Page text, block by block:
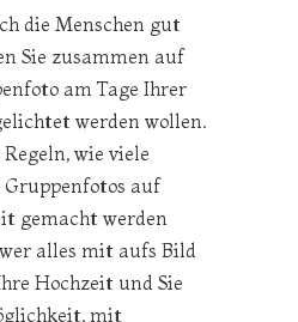
die Menschen gut
Sie zusammen auf
am Tage Ihrer
werden wollen.
wie viele
Gruppenfotos auf
gemacht werden
alles mit aufs Bild
Hochzeit und Sie
mit